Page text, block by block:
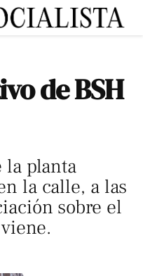
de BSH
la planta
la calle, a las
sobre el